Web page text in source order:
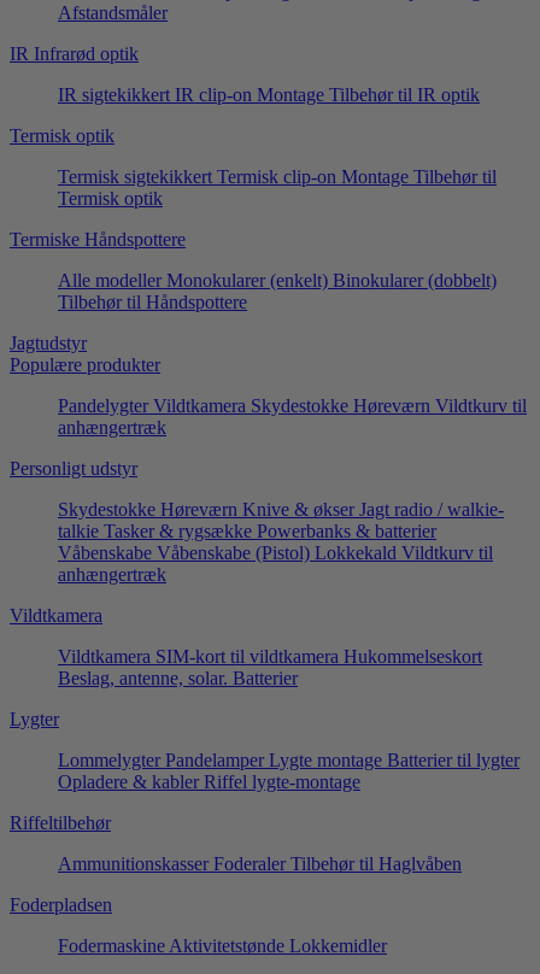
Afstandsmåler
IR Infrarød optik
IR sigtekikkert IR clip-on Montage Tilbehør til IR optik
Termisk optik
Termisk sigtekikkert Termisk clip-on Montage Tilbehør til
Termisk optik
Termiske Håndspottere
Alle modeller Monokularer (enkelt) Binokularer (dobbelt)
Tilbehør til Håndspottere
Jagtudstyr
Populære produkter
Pandelygter Vildtkamera Skydestokke Høreværn Vildtkurv til
anhængertræk
Personligt udstyr
Skydestokke Høreværn Knive & økser Jagt radio / walkie-
talkie Tasker & rygsække Powerbanks & batterier
Våbenskabe Våbenskabe (Pistol) Lokkekald Vildtkurv til
anhængertræk
Vildtkamera
Vildtkamera SIM-kort til vildtkamera Hukommelseskort
Beslag, antenne, solar. Batterier
Lygter
Lommelygter Pandelamper Lygte montage Batterier til lygter
Opladere & kabler Riffel lygte-montage
Riffeltilbehør
Ammunitionskasser Foderaler Tilbehør til Haglvåben
Foderpladsen
Fodermaskine Aktivitetstønde Lokkemidler